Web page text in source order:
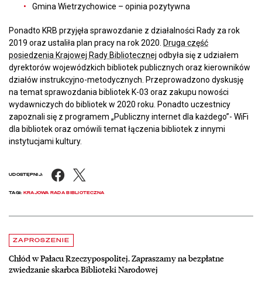
Gmina Wietrzychowice – opinia pozytywna
Ponadto KRB przyjęła sprawozdanie z działalności Rady za rok
2019 oraz ustaliła plan pracy na rok 2020. Druga część
posiedzenia Krajowej Rady Bibliotecznej odbyła się z udziałem
dyrektorów wojewódzkich bibliotek publicznych oraz kierowników
działów instrukcyjno-metodycznych. Przeprowadzono dyskusję
na temat sprawozdania bibliotek K-03 oraz zakupu nowości
wydawniczych do bibliotek w 2020 roku. Ponadto uczestnicy
zapoznali się z programem „Publiczny internet dla każdego”- WiFi
dla bibliotek oraz omówili temat łączenia bibliotek z innymi
instytucjami kultury.
UDOSTĘPNIJ: Facebook
TAGI: KRAJOWA RADA BIBLIOTECZNA
Aktualności
ZAPROSZENIE
Chłód w Pałacu Rzeczypospolitej. Zapraszamy na bezpłatne
zwiedzanie skarbca Biblioteki Narodowej
czytaj więcej o Chłód w Pałacu Rzeczypospolitej. Zapraszamy na